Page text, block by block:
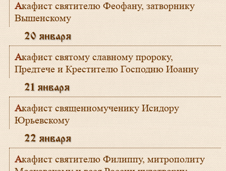
Акафист святителю Феофану, затворнику
Вышенскому
20 января
Акафист святому славному пророку,
Предтече и Крестителю Господню Иоанну
21 января
Акафист священномученику Исидору
Юрьевскому
22 января
Акафист святителю Филиппу, митрополиту